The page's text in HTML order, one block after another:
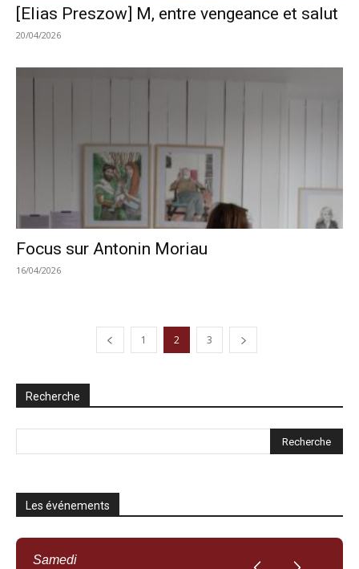
[Elias Preszow] M, entre vengeance et salut
20/04/2026
Focus sur Antonin Moriau
16/04/2026
1 2 3
Recherche
Les événements
Samedi